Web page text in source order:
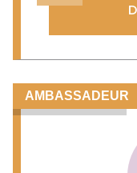
AMBASSADEUR